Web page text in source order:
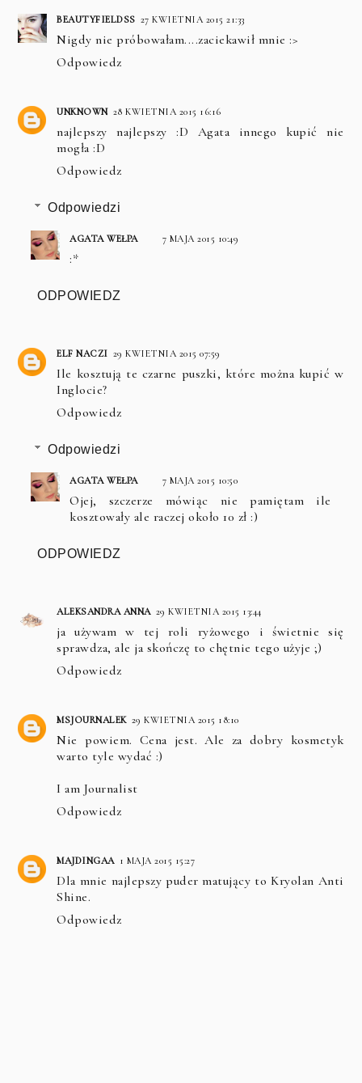
BEAUTYFIELDSS 27 KWIETNIA 2015 21:33
Nigdy nie próbowałam....zaciekawił mnie :>
Odpowiedz
UNKNOWN 28 KWIETNIA 2015 16:16
najlepszy najlepszy :D Agata innego kupić nie
mogła :D
Odpowiedz
Odpowiedzi
AGATA WEŁPA 7 MAJA 2015 10:49
:*
ODPOWIEDZ
ELF NACZI 29 KWIETNIA 2015 07:59
Ile kosztują te czarne puszki, które można kupić w
Inglocie?
Odpowiedz
Odpowiedzi
AGATA WEŁPA 7 MAJA 2015 10:50
Ojej, szczerze mówiąc nie pamiętam ile
kosztowały ale raczej około 10 zł :)
ODPOWIEDZ
ALEKSANDRA ANNA 29 KWIETNIA 2015 13:44
ja używam w tej roli ryżowego i świetnie się
sprawdza, ale ja skończę to chętnie tego użyje ;)
Odpowiedz
MSJOURNALEK 29 KWIETNIA 2015 18:10
Nie powiem. Cena jest. Ale za dobry kosmetyk
warto tyle wydać :)
I am Journalist
Odpowiedz
MAJDINGAA 1 MAJA 2015 15:27
Dla mnie najlepszy puder matujący to Kryolan Anti
Shine.
Odpowiedz